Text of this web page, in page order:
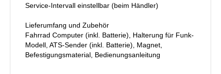
Service-Intervall einstellbar (beim Händler)
Lieferumfang und Zubehör
Fahrrad Computer (inkl. Batterie), Halterung für Funk-
Modell, ATS-Sender (inkl. Batterie), Magnet,
Befestigungsmaterial, Bedienungsanleitung